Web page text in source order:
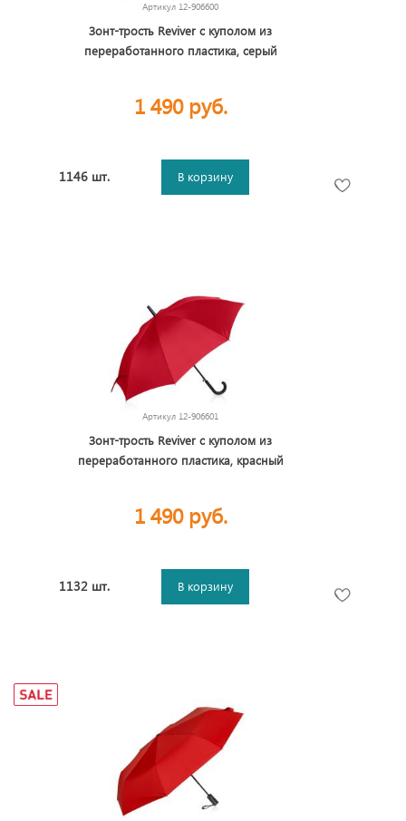
Артикул 12-906600
Зонт-трость Reviver с куполом из
переработанного пластика, серый
1 490 руб.
1146 шт. В корзину
Артикул 12-906601
Зонт-трость Reviver с куполом из
переработанного пластика, красный
1 490 руб.
1132 шт. В корзину